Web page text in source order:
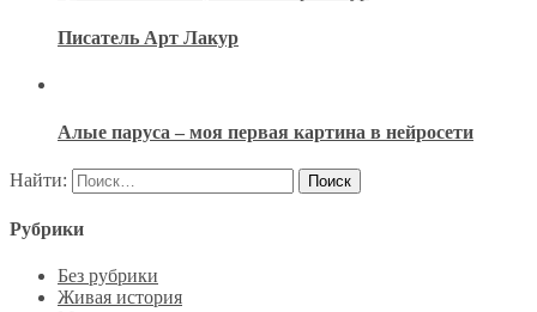
Писатель Арт Лакур
Алые паруса – моя первая картина в нейросети
Найти:
Рубрики
Без рубрики
Живая история